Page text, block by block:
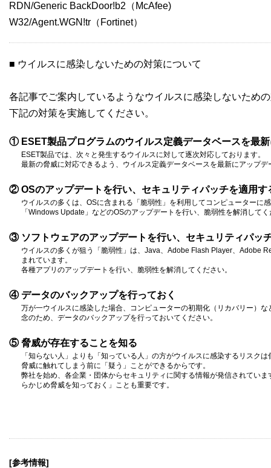
RDN/Generic BackDoor!b2（McAfee)
W32/Agent.WGN!tr（Fortinet）
■ ウイルスに感染しないための対策について
各記事でご案内しているようなウイルスに感染しないため
下記の対策を実施してください。
① ESET製品プログラムのウイルス定義データベースを最
ESET製品では、次々と発生するウイルスに対して逐次対応しております。
最新の脅威に対応できるよう、ウイルス定義データベースを最新にアップデ
② OSのアップデートを行い、セキュリティパッチを適用す
ウイルスの多くは、OSに含まれる「脆弱性」を利用してコンピューターに
「Windows Update」などのOSのアップデートを行い、脆弱性を解消して
③ ソフトウェアのアップデートを行い、セキュリティパッ
ウイルスの多くが狙う「脆弱性」は、Java、Adobe Flash Player、Adobe
まれています。
各種アプリのアップデートを行い、脆弱性を解消してください。
④ データのバックアップを行っておく
万が一ウイルスに感染した場合、コンピューターの初期化（リカバリー）
念のため、データのバックアップを行っておいてください。
⑤ 脅威が存在することを知る
「知らない人」よりも「知っている人」の方がウイルスに感染するリスク
脅威に触れてしまう前に「疑う」ことができるからです。
弊社を始め、各企業・団体からセキュリティに関する情報が発信されてい
らかじめ脅威を知っておく」ことも重要です。
[参考情報]